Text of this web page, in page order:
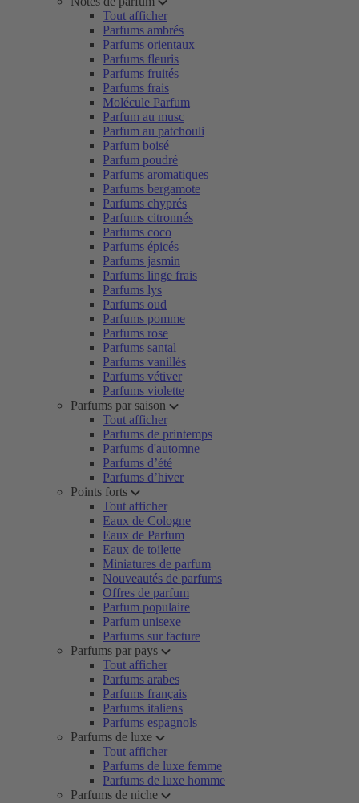
Tout afficher
Parfums ambrés
Parfums orientaux
Parfums fleuris
Parfums fruités
Parfums frais
Molécule Parfum
Parfum au musc
Parfum au patchouli
Parfum boisé
Parfum poudré
Parfums aromatiques
Parfums bergamote
Parfums chyprés
Parfums citronnés
Parfums coco
Parfums épicés
Parfums jasmin
Parfums linge frais
Parfums lys
Parfums oud
Parfums pomme
Parfums rose
Parfums santal
Parfums vanillés
Parfums vétiver
Parfums violette
Parfums par saison
Tout afficher
Parfums de printemps
Parfums d'automne
Parfums d’été
Parfums d’hiver
Points forts
Tout afficher
Eaux de Cologne
Eaux de Parfum
Eaux de toilette
Miniatures de parfum
Nouveautés de parfums
Offres de parfum
Parfum populaire
Parfum unisexe
Parfums sur facture
Parfums par pays
Tout afficher
Parfums arabes
Parfums français
Parfums italiens
Parfums espagnols
Parfums de luxe
Tout afficher
Parfums de luxe femme
Parfums de luxe homme
Parfums de niche